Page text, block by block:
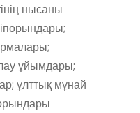
нысаны
ұйымдары;
ұлттық мұнай